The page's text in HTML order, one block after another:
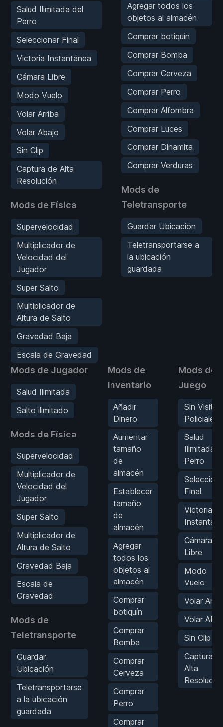
Salud Ilimitada del
Perro
Seleccionar Final
Victoria Instantánea
Cámara Libre
Modo Vuelo
Volar Arriba
Volar Abajo
Sin Clip
Captura de Alta
Resolución
Mods de Física
Supervelocidad
Multiplicador de
Velocidad del
Jugador
Super Salto
Multiplicador de
Altura de Salto
Gravedad Baja
Escala de Gravedad
Agregar todos los
objetos al almacén
Comprar botiquín
Comprar Bomba
Comprar Cerveza
Comprar Perro
Comprar Alfombra
Comprar Luces
Comprar Dinamita
Comprar Verduras
Mods de
Teletransporte
Guardar Ubicación
Teletransportarse a
la ubicación
guardada
Mods de Jugador
Salud Ilimitada
Salto ilimitado
Mods de Física
Supervelocidad
Multiplicador de
Velocidad del
Jugador
Super Salto
Multiplicador de
Altura de Salto
Gravedad Baja
Escala de
Gravedad
Mods de
Teletransporte
Guardar
Ubicación
Teletransportarse
a la ubicación
guardada
Mods de
Inventario
Añadir
Dinero
Aumentar
tamaño
de
almacén
Establecer
tamaño
de
almacén
Agregar
todos los
objetos al
almacén
Comprar
botiquín
Comprar
Bomba
Comprar
Cerveza
Comprar
Perro
Comprar
Mods de
Juego
Sin Visitas
Policiales
Salud
Ilimitada
Perro
Final
Victoria
Cámara
Libre
Modo
Vuelo
Volar
Volar
Sin Clip
Captura
Alta